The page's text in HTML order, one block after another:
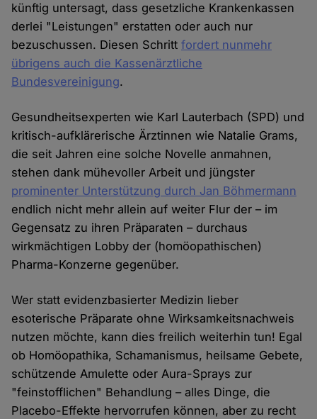
künftig untersagt, dass gesetzliche Krankenkassen
derlei "Leistungen" erstatten oder auch nur
bezuschussen. Diesen Schrittfordert nunmehr
übrigens auch die Kassenärztliche
Bundesvereinigung.
Gesundheitsexperten wie Karl Lauterbach (SPD) und
kritisch-aufklärerische Ärztinnen wie Natalie Grams,
die seit Jahren eine solche Novelle anmahnen,
stehen dank mühevoller Arbeit und jüngster
prominenter Unterstützung durch Jan Böhmermann
endlich nicht mehr allein auf weiter Flur der – im
Gegensatz zu ihren Präparaten – durchaus
wirkmächtigen Lobby der (homöopathischen)
Pharma-Konzerne gegenüber.
Wer statt evidenzbasierter Medizin lieber
esoterische Präparate ohne Wirksamkeitsnachweis
nutzen möchte, kann dies freilich weiterhin tun! Egal
ob Homöopathika, Schamanismus, heilsame Gebete,
schützende Amulette oder Aura-Sprays zur
"feinstofflichen" Behandlung – alles Dinge, die
Placebo-Effekte hervorrufen können, aber zu recht